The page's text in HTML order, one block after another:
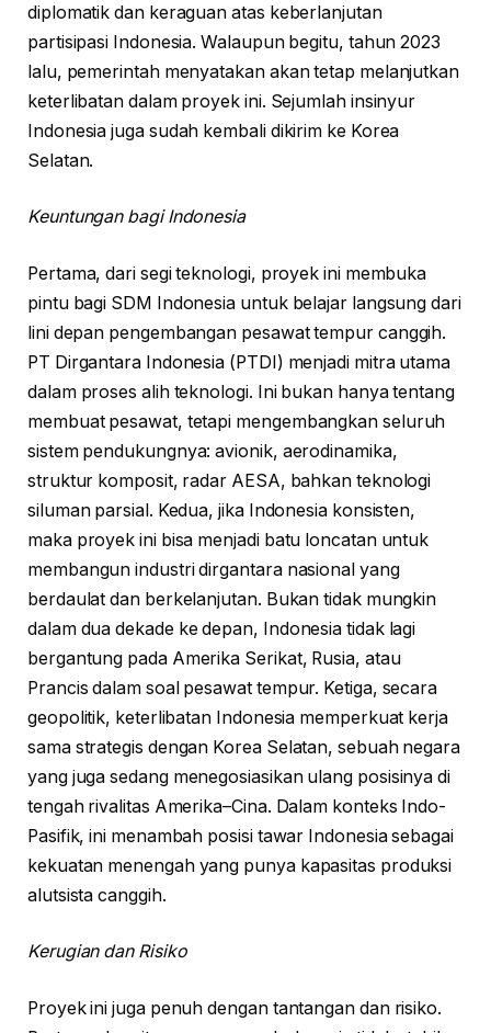
diplomatik dan keraguan atas keberlanjutan
partisipasi Indonesia. Walaupun begitu, tahun 2023
lalu, pemerintah menyatakan akan tetap melanjutkan
keterlibatan dalam proyek ini. Sejumlah insinyur
Indonesia juga sudah kembali dikirim ke Korea
Selatan.
Keuntungan bagi Indonesia
Pertama, dari segi teknologi, proyek ini membuka
pintu bagi SDM Indonesia untuk belajar langsung dari
lini depan pengembangan pesawat tempur canggih.
PT Dirgantara Indonesia (PTDI) menjadi mitra utama
dalam proses alih teknologi. Ini bukan hanya tentang
membuat pesawat, tetapi mengembangkan seluruh
sistem pendukungnya: avionik, aerodinamika,
struktur komposit, radar AESA, bahkan teknologi
siluman parsial. Kedua, jika Indonesia konsisten,
maka proyek ini bisa menjadi batu loncatan untuk
membangun industri dirgantara nasional yang
berdaulat dan berkelanjutan. Bukan tidak mungkin
dalam dua dekade ke depan, Indonesia tidak lagi
bergantung pada Amerika Serikat, Rusia, atau
Prancis dalam soal pesawat tempur. Ketiga, secara
geopolitik, keterlibatan Indonesia memperkuat kerja
sama strategis dengan Korea Selatan, sebuah negara
yang juga sedang menegosiasikan ulang posisinya di
tengah rivalitas Amerika–Cina. Dalam konteks Indo-
Pasifik, ini menambah posisi tawar Indonesia sebagai
kekuatan menengah yang punya kapasitas produksi
alutsista canggih.
Kerugian dan Risiko
Proyek ini juga penuh dengan tantangan dan risiko.